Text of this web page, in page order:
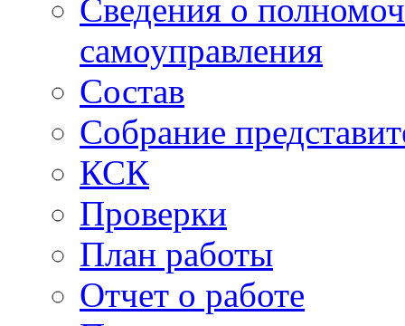
Сведения о
самоуправления
Состав
Собрание
КСК
Проверки
План работы
Отчет о работе